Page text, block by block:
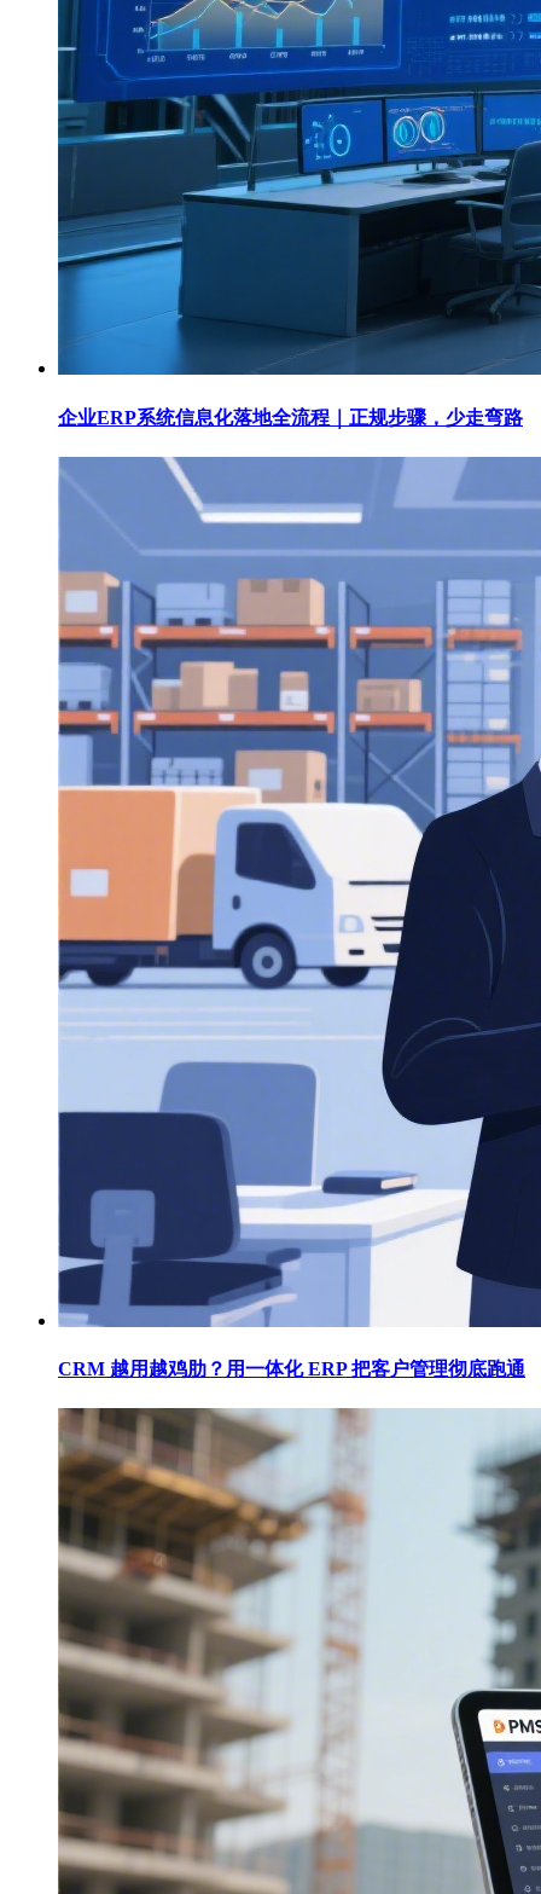
企业ERP系统信息化落地全流程｜正规步骤，少走弯路
CRM 越用越鸡肋？用一体化 ERP 把客户管理彻底跑通